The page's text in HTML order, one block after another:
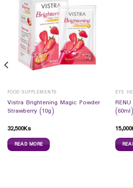
FOOD SUPPLEMENTS
Vistra Brightening Magic Powder
Strawberry (10g)
32,500Ks
READ MORE
(60ml)
15,000